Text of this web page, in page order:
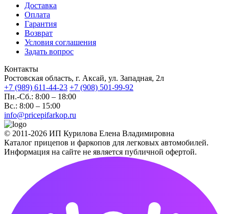
Доставка
Оплата
Гарантия
Возврат
Условия соглашения
Задать вопрос
Контакты
Ростовская область, г. Аксай, ул. Западная, 2л
+7 (989) 611-44-23 +7 (908) 501-99-92
Пн.-Сб.: 8:00 – 18:00
Вс.: 8:00 – 15:00
info@pricepifarkop.ru
© 2011-2026 ИП Курилова Елена Владимировна
Каталог прицепов и фаркопов для легковых автомобилей.
Информация на сайте не является публичной офертой.